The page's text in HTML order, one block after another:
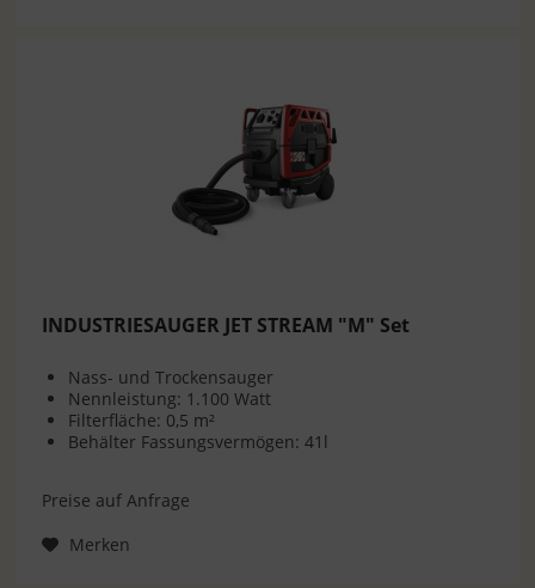
INDUSTRIESAUGER JET STREAM "M" Set
Nass- und Trockensauger
Nennleistung: 1.100 Watt
Filterfläche: 0,5 m²
Behälter Fassungsvermögen: 41l
Preise auf Anfrage
Merken